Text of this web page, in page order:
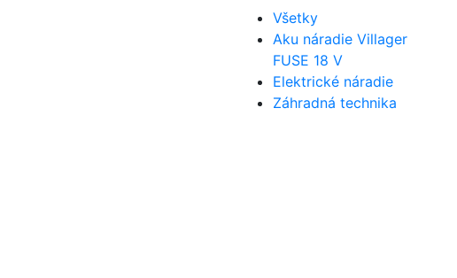
Všetky
Aku náradie Villager
FUSE 18 V
Elektrické náradie
Záhradná technika